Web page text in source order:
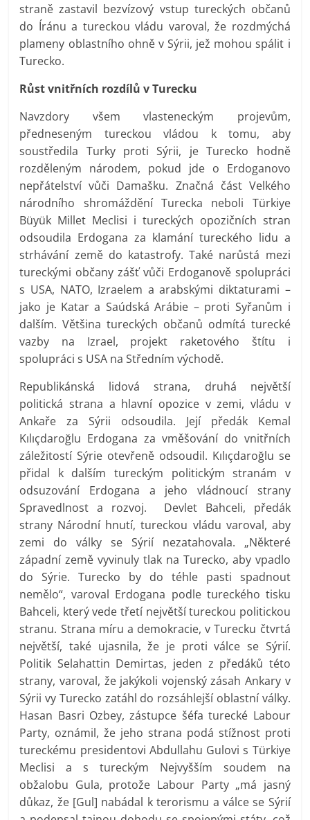
straně zastavil bezvízový vstup tureckých občanů
do Íránu a tureckou vládu varoval, že rozdmýchá
plameny oblastního ohně v Sýrii, jež mohou spálit i
Turecko.
Růst vnitřních rozdílů v Turecku
Navzdory všem vlasteneckým projevům,
předneseným tureckou vládou k tomu, aby
soustředila Turky proti Sýrii, je Turecko hodně
rozděleným národem, pokud jde o Erdoganovo
nepřátelství vůči Damašku. Značná část Velkého
národního shromáždění Turecka neboli Türkiye
Büyük Millet Meclisi i tureckých opozičních stran
odsoudila Erdogana za klamání tureckého lidu a
strhávání země do katastrofy. Také narůstá mezi
tureckými občany zášť vůči Erdoganově spolupráci
s USA, NATO, Izraelem a arabskými diktaturami –
jako je Katar a Saúdská Arábie – proti Syřanům i
dalším. Většina tureckých občanů odmítá turecké
vazby na Izrael, projekt raketového štítu i
spolupráci s USA na Středním východě.
Republikánská lidová strana, druhá největší
politická strana a hlavní opozice v zemi, vládu v
Ankaře za Sýrii odsoudila. Její předák Kemal
Kılıçdaroğlu Erdogana za vměšování do vnitřních
záležitostí Sýrie otevřeně odsoudil. Kılıçdaroğlu se
přidal k dalším tureckým politickým stranám v
odsuzování Erdogana a jeho vládnoucí strany
Spravedlnost a rozvoj. Devlet Bahceli, předák
strany Národní hnutí, tureckou vládu varoval, aby
zemi do války se Sýrií nezatahovala. „Některé
západní země vyvinuly tlak na Turecko, aby vpadlo
do Sýrie. Turecko by do téhle pasti spadnout
nemělo“, varoval Erdogana podle tureckého tisku
Bahceli, který vede třetí největší tureckou politickou
stranu. Strana míru a demokracie, v Turecku čtvrtá
největší, také ujasnila, že je proti válce se Sýrií.
Politik Selahattin Demirtas, jeden z předáků této
strany, varoval, že jakýkoli vojenský zásah Ankary v
Sýrii vy Turecko zatáhl do rozsáhlejší oblastní války.
Hasan Basri Ozbey, zástupce šéfa turecké Labour
Party, oznámil, že jeho strana podá stížnost proti
tureckému presidentovi Abdullahu Gulovi s Türkiye
Meclisi a s tureckým Nejvyšším soudem na
obžalobu Gula, protože Labour Party „má jasný
důkaz, že [Gul] nabádal k terorismu a válce se Sýrií